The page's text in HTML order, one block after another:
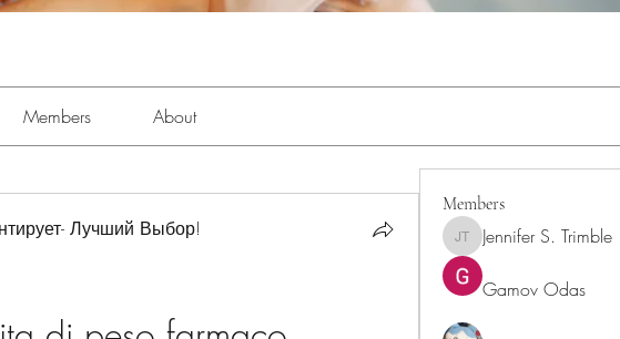
Members About
Лучший Выбор!
Members
Jennifer S. Trimble
Jennifer S. Trimble
Gamov Odas